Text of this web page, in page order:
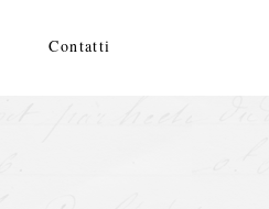
Contatti